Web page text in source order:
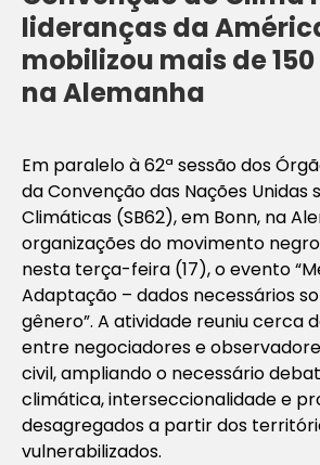
lideranças da
mobilizou mais de
na Alemanha
Em paralelo à 62ª sessão dos
da Convenção das Nações Unidas
Climáticas (SB62), em Bonn, na
organizações do movimento
nesta terça-feira (17), o evento
Adaptação – dados necessários
gênero”. A atividade reuniu cerca
entre negociadores e
civil, ampliando o necessário
climática, interseccionalidade e
desagregados a partir dos
vulnerabilizados.